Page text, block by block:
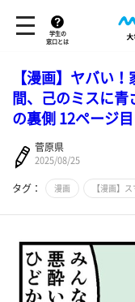
学生の
窓口とは
【漫画】ヤバい
間、己のミスに
の裏側 12ページ目
菅原県
2025/08/25
タグ： 漫画 【漫画】